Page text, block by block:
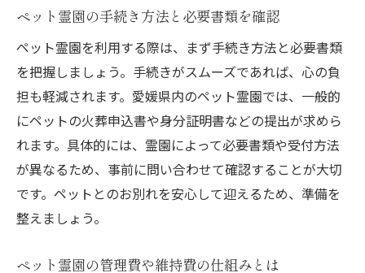
ペット霊園の手続き方法と必要書類を確認
ペット霊園を利用する際は、まず手続き方法と必要書類
を把握しましょう。手続きがスムーズであれば、心の負
担も軽減されます。愛媛県内のペット霊園では、一般的
にペットの火葬申込書や身分証明書などの提出が求めら
れます。具体的には、霊園によって必要書類や受付方法
が異なるため、事前に問い合わせて確認することが大切
です。ペットとのお別れを安心して迎えるため、準備を
整えましょう。
ペット霊園の管理費や維持費の仕組みとは